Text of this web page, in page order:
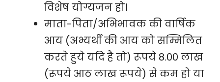
विशेष योग्यजन हो।
माता-पिता/अभिभावक की वार्षिक
आय (अभ्यर्थी की आय को सम्मिलित
करते हुये यदि है तो) रूपये 8.00 लाख
(रूपये आठ लाख रूपये) से कम हो या